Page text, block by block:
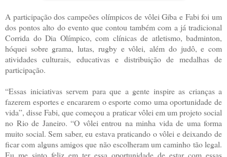
A participação dos campeões olímpicos de vôlei Giba e Fabi foi um
dos pontos alto do evento que contou também com a já tradicional
Corrida do Dia Olímpico, com clínicas de atletismo, badminton,
hóquei sobre grama, lutas, rugby e vôlei, além do judô, e com
atividades culturais, educativas e distribuição de medalhas de
participação.
“Essas iniciativas servem para que a gente inspire as crianças a
fazerem esportes e encararem o esporte como uma oportunidade de
vida”, disse Fabi, que começou a praticar vôlei em um projeto social
no Rio de Janeiro. “O vôlei entrou na minha vida de uma forma
muito social. Sem saber, eu estava praticando o vôlei e deixando de
ficar com alguns amigos que não escolheram um caminho tão legal.